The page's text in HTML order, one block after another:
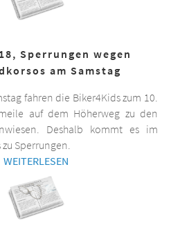
Sperrungen wegen
am Samstag
fahren die Biker4Kids zum 10.
auf dem Höherweg zu den
Deshalb kommt es im
Sperrungen.
WEITERLESEN